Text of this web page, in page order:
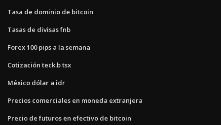
Tasa de dominio de bitcoin
Tasas de divisas fnb
Forex 100 pips a la semana
Cotización teck.b tsx
México dólar a idr
Precios comerciales en moneda extranjera
Precio de futuros en efectivo de bitcoin